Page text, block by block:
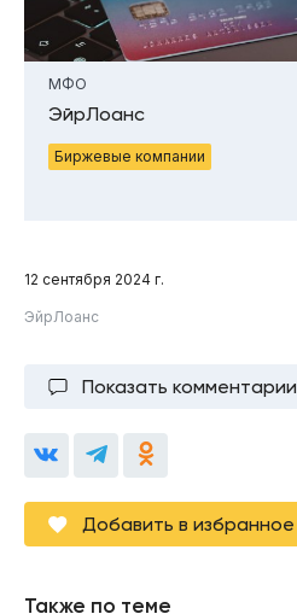
МФО
ЭйрЛоанс
Биржевые компании
12 сентября 2024 г.
ЭйрЛоанс
Показать комментарии
Добавить в избранное
Также по теме